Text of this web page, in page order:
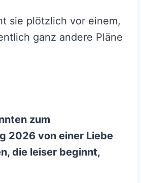
sie plötzlich vor einem,
ganz andere Pläne
zum
2026 von einer Liebe
die leiser beginnt,